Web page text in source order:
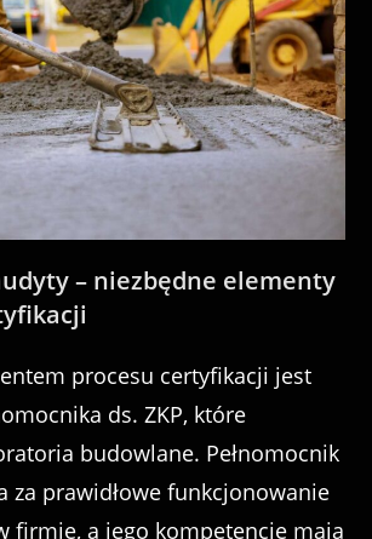
– niezbędne elementy
procesu certyfikacji jest
ds. ZKP, które
budowlane. Pełnomocnik
za prawidłowe funkcjonowanie
firmie, a jego kompetencje mają